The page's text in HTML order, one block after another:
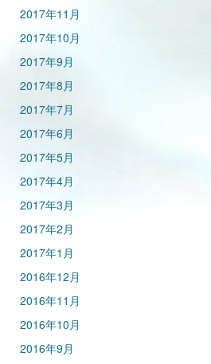
2017年11月
2017年10月
2017年9月
2017年8月
2017年7月
2017年6月
2017年5月
2017年4月
2017年3月
2017年2月
2017年1月
2016年12月
2016年11月
2016年10月
2016年9月